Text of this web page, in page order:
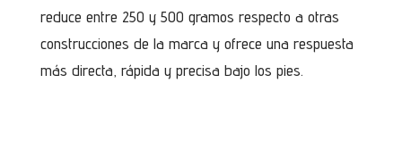
reduce entre 250 y 500 gramos respecto a otras
construcciones de la marca y ofrece una respuesta
más directa, rápida y precisa bajo los pies.